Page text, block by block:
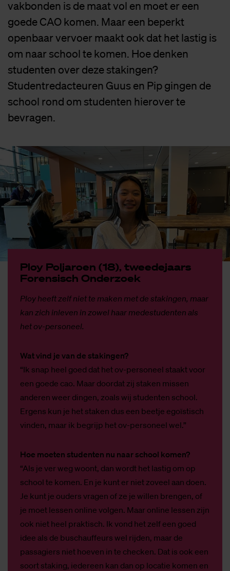
vakbonden is de maat vol en moet er een
goede CAO komen. Maar een beperkt
openbaar vervoer maakt ook dat het lastig is
om naar school te komen. Hoe denken
studenten over deze stakingen?
Studentredacteuren Guus en Pip gingen de
school rond om studenten hierover te
bevragen.
Ploy Pol­ja­roen (18), twee­de­jaars
Fo­ren­sisch On­der­zoek
Ploy heeft zelf niet te maken met de stakingen, maar
kan zich inleven in zowel haar medestudenten als
het ov-personeel.
Wat vind je van de stakingen?
“Ik snap heel goed dat het ov-personeel staakt voor
een goede cao. Maar doordat zij staken missen
anderen weer dingen, zoals wij studenten school.
Ergens kun je het staken dus een beetje egoïstisch
vinden, maar ik begrijp het ov-personeel wel.”
Hoe moeten studenten nu naar school komen?
“Als je ver weg woont, dan wordt het lastig om op
school te komen. En je kunt er niet zoveel aan doen.
Je kunt je ouders vragen of ze je willen brengen, of
je moet lessen online volgen. Maar online lessen zijn
ook niet heel praktisch. Ik vond het zelf een goed
idee als de buschauffeurs wel rijden, maar de
passagiers niet hoeven in te checken. Dat is ook een
soort staking, iedereen kan dan op locatie komen en